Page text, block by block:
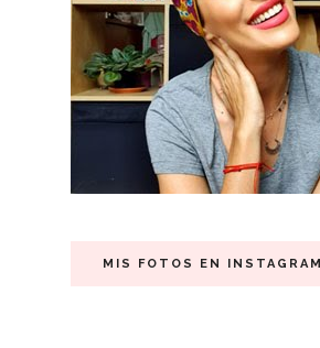
MIS FOTOS EN INSTAGRAM